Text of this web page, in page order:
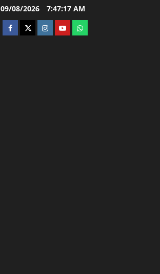
09/08/2026 7:47:18 AM
facebooktwitterinstagram.com
youtubewhatsapp